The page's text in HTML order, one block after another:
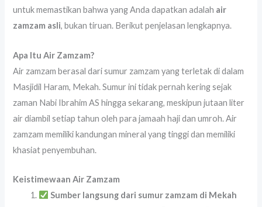
untuk memastikan bahwa yang Anda dapatkan adalah air
zamzam asli, bukan tiruan. Berikut penjelasan lengkapnya.
Apa Itu Air Zamzam?
Air zamzam berasal dari sumur zamzam yang terletak di dalam
Masjidil Haram, Mekah. Sumur ini tidak pernah kering sejak
zaman Nabi Ibrahim AS hingga sekarang, meskipun jutaan liter
air diambil setiap tahun oleh para jamaah haji dan umroh. Air
zamzam memiliki kandungan mineral yang tinggi dan memiliki
khasiat penyembuhan.
Keistimewaan Air Zamzam
Sumber langsung dari sumur zamzam di Mekah